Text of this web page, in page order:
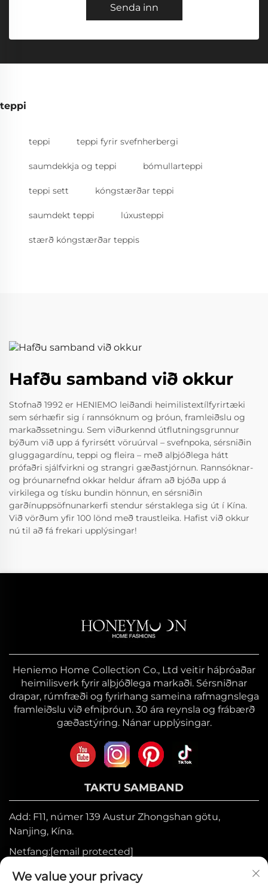
Senda inn
teppi
teppi teppi fyrir svefnherbergi
saumdekkja og teppi bómullarteppi
teppi sett kóngstærðar teppi
saumdekt teppi lúxusteppi
stærð kóngstærðar teppis
Hafðu samband við okkur
Stofnað 1992 er HENIEMO leiðandi heimilistextílfyrirtæki
sem sérhæfir sig í rannsóknum og þróun, framleiðslu og
markaðssetningu. Sem viðurkennd útflutningsgrunnur
býðum við upp á fyrirsétt vöruúrval – svefnpoka, sérsniðin
gluggagardínu, teppi og fleira – með alþjóðlega hátt
prófaðri sjálfvirkni og strangri gæðastjórnun. Rannsóknar-
og þróunarnefnd okkar heldur áfram að bjóða upp á
virkilega og tísku bundin hönnun, en sérsniðin
garðínuppsöfnunarkerfi stendur sérstaklega sig út í Kína.
Við vörðum yfir 100 lönd með traustleika. Hafist við okkur
nú til að fá frekari upplýsingar!
Heniemo Home Collection Co., Ltd veitir háþróaðar
heimilisverk fyrir alþjóðlega markaði. Sérsniðnar
drapar, rúmfræði og fyrirhang sameina rafmagnslega
framleiðslu við efniþróun. 30 ára reynsla og frábærð
gæðastýring. Nánar upplýsingar.
TAKTU SAMBAND
Add: F11, númer 139 Austur Zhongshan götu,
Nanjing, Kína.
Netfang:[email protected]
Farsími:+86-17327710449
We value your privacy